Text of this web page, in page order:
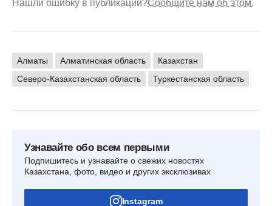
Нашли ошибку в публикации?Сообщите нам об этом.
Алматы Алматинская область
Казахстан
Северо-Казахстанская область
Туркестанская область
Узнавайте обо всем первыми
Подпишитесь и узнавайте о свежих новостях
Казахстана, фото, видео и других эксклюзивах
Instagram